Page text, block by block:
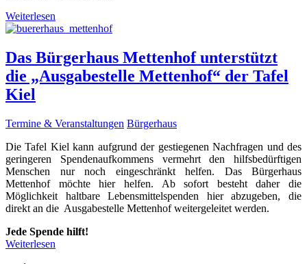
Weiterlesen
Das Bürgerhaus Mettenhof unterstützt
die „Ausgabestelle Mettenhof“ der Tafel
Kiel
Termine & Veranstaltungen Bürgerhaus
Die Tafel Kiel kann aufgrund der gestiegenen Nachfragen und des
geringeren Spendenaufkommens vermehrt den hilfsbedürftigen
Menschen nur noch eingeschränkt helfen. Das Bürgerhaus
Mettenhof möchte hier helfen. Ab sofort besteht daher die
Möglichkeit haltbare Lebensmittelspenden hier abzugeben, die
direkt an die Ausgabestelle Mettenhof weitergeleitet werden.
Jede Spende hilft!
Weiterlesen